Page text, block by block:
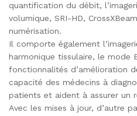
quantification du débit,
volumique, SRI-HD,
numérisation.
Il comporte également
harmonique tissulaire, le mode
fonctionnalités d’amélioration
capacité des médecins à
patients et aident à assurer un
Avec les mises à jour, d’autre